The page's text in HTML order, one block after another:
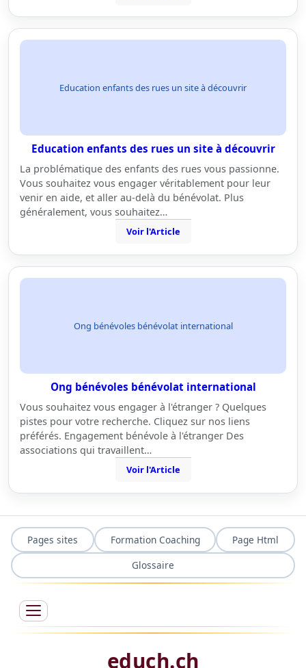
Education enfants des rues un site à découvrir
Education enfants des rues un site à découvrir
La problématique des enfants des rues vous passionne.
Vous souhaitez vous engager véritablement pour leur
venir en aide, et aller au-delà du bénévolat. Plus
généralement, vous souhaitez…
Voir l'Article
Ong bénévoles bénévolat international
Ong bénévoles bénévolat international
Vous souhaitez vous engager à l'étranger ? Quelques
pistes pour votre recherche. Cliquez sur nos liens
préférés. Engagement bénévole à l'étranger Des
associations qui travaillent…
Voir l'Article
Pages sites Formation Coaching
Page Html
Glossaire
educh.ch